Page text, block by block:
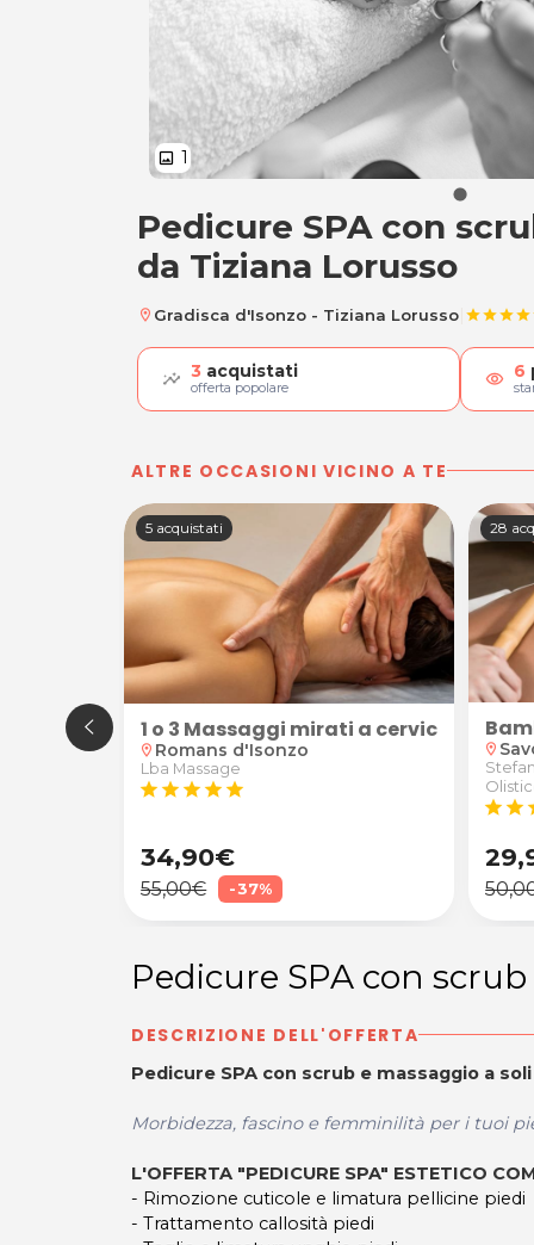
image 1
Pedicure SPA con
Pedicure SPA con
da Tiziana Lorusso
location_on Gradisca d'Isonzo - Tiziana Lorusso starstarstarstar
3 acquistati
offerta popolare visibility 6
ALTRE OCCASIONI VICINO A TE
Trattamento terapeutico di "Contatto Essenziale" per
dalla riflessologia plantare per poi
di riflessologia plantare abbinati a
5 acquistati
1 o 3 Massaggi mirati a cervicale e
location_on Romans d'Isonzo
Lba Massage
star star star star star
34,90€
55,00€ -37%
28
location_on
star star
Pedicure SPA con
DESCRIZIONE DELL'OFFERTA
Pedicure SPA con scrub e massaggio a
Morbidezza, fascino e femminilità per i tuoi
L'OFFERTA "PEDICURE SPA" ESTETICO
- Rimozione cuticole e limatura pellicine piedi
- Trattamento callosità piedi